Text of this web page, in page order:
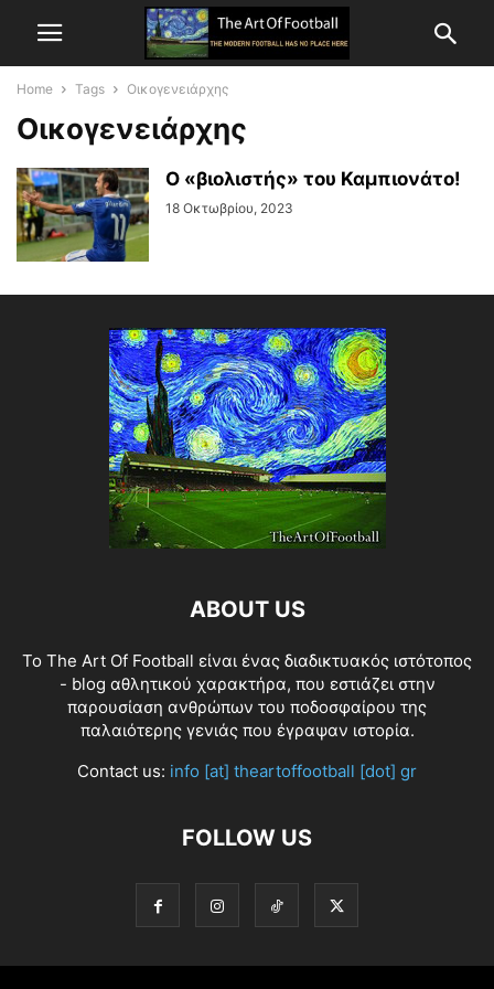
Home Tags Οικογενειάρχης
Οικογενειάρχης
Ο «βιολιστής» του Καμπιονάτο!
18 Οκτωβρίου, 2023
ABOUT US
Το The Art Of Football είναι ένας διαδικτυακός ιστότοπος
- blog αθλητικού χαρακτήρα, που εστιάζει στην
παρουσίαση ανθρώπων του ποδοσφαίρου της
παλαιότερης γενιάς που έγραψαν ιστορία.
Contact us: info [at] theartoffootball [dot] gr
FOLLOW US